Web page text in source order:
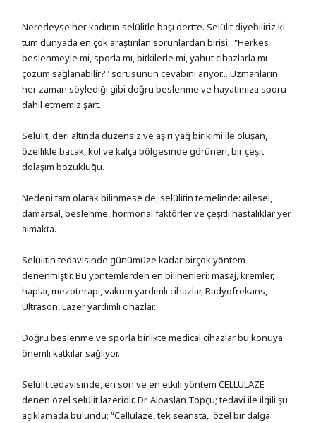
Neredeyse her kadının selülitle başı dertte. Selülit diyebiliriz ki
tüm dünyada en çok araştırılan sorunlardan birisi. "Herkes
beslenmeyle mi, sporla mı, bitkilerle mi, yahut cihazlarla mı
çözüm sağlanabilir?" sorusunun cevabını arıyor... Uzmanların
her zaman söylediği gibi doğru beslenme ve hayatımıza sporu
dahil etmemiz şart.
Selulit, deri altında düzensiz ve aşırı yağ birikimi ile oluşan,
özellikle bacak, kol ve kalça bölgesinde görünen, bir çeşit
dolaşım bozukluğu.
Nedeni tam olarak bilinmese de, selülitin temelinde: ailesel,
damarsal, beslenme, hormonal faktörler ve çeşitli hastalıklar yer
almakta.
Selülitin tedavisinde günümüze kadar birçok yöntem
denenmiştir. Bu yöntemlerden en bilinenleri: masaj, kremler,
haplar, mezoterapi, vakum yardımlı cihazlar, Radyofrekans,
Ultrason, Lazer yardımlı cihazlar.
Doğru beslenme ve sporla birlikte medical cihazlar bu konuya
önemli katkılar sağlıyor.
Selülit tedavisinde, en son ve en etkili yöntem CELLULAZE
denen özel selülit lazeridir. Dr. Alpaslan Topçu; tedavi ile ilgili şu
açıklamada bulundu; “Cellulaze, tek seansta, özel bir dalga